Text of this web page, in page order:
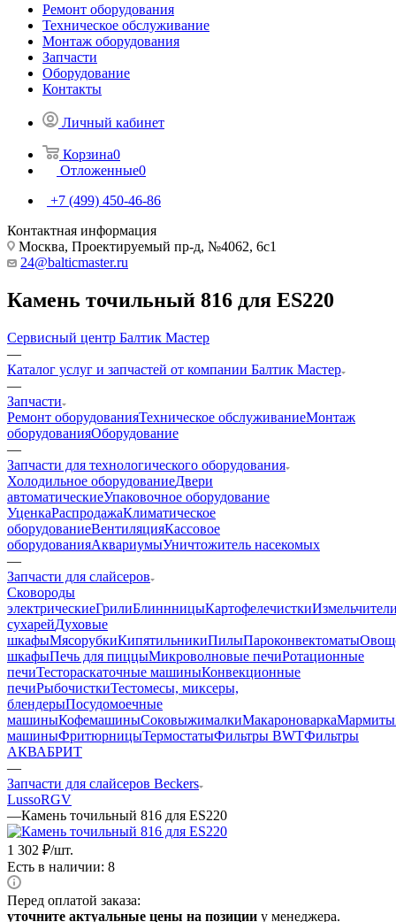
Ремонт оборудования
Техническое обслуживание
Монтаж оборудования
Запчасти
Оборудование
Контакты
Личный кабинет
Корзина0
Отложенные0
+7 (499) 450-46-86
Контактная информация
Москва, Проектируемый пр-д, №4062, 6с1
24@balticmaster.ru
Камень точильный 816 для ES220
Сервисный центр Балтик Мастер
—
Каталог услуг и запчастей от компании Балтик Мастер
—
Запчасти
Ремонт оборудованияТехническое обслуживаниеМонтаж
оборудованияОборудование
—
Запчасти для технологического оборудования
Холодильное оборудованиеДвери
автоматическиеУпаковочное оборудование
УценкаРаспродажаКлиматическое
оборудованиеВентиляцияКассовое
оборудованияАквариумыУничтожитель насекомых
—
Запчасти для слайсеров
Cковороды
электрическиеГрилиБлиннницыКартофелечистки
сухарейДуховые
шкафыМясорубкиКипятильникиПилыПароконвектоматы
шкафыПечь для пиццыМикроволновые печиРотационные
печиТестораскаточные машиныКонвекционные
печиРыбочисткиТестомесы, миксеры,
блендерыПосудомоечные
машиныКофемашиныСоковыжималкиМакароноваркаМармиты
машиныФритюрницыТермостатыФильтры BWTФильтры
АКВАБРИТ
—
Запчасти для слайсеров Beckers
LussoRGV
—Камень точильный 816 для ES220
1 302 ₽/шт.
Есть в наличии: 8
Перед оплатой заказа:
уточните актуальные цены на позиции у менеджера.